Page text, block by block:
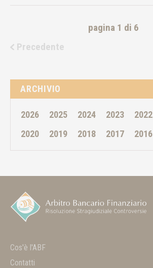
pagina 1 di 6
Precedente
ARCHIVIO
2026 2025 2024 2023 2022
2020
2019 2018 2017 2016
Cos'è l'ABF
Contatti